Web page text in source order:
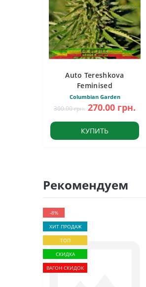
Auto Tereshkova
Feminised
Columbian Garden
300.00 грн. 270.00 грн.
КУПИТЬ
Рекомендуем
-8%
ХИТ ПРОДАЖ
ТОП
СКИДКА
ВАГОН СКИДОК